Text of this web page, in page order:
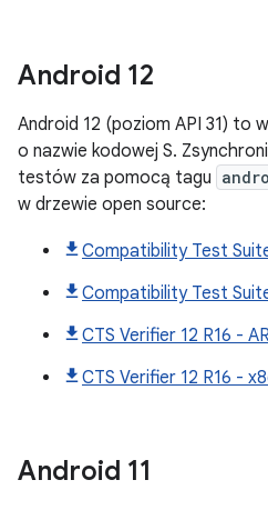
Android 12
Android 12 (poziom API 31) to
o nazwie kodowej S.
testów za pomocą tagu
w drzewie open source:
Compatibility Test
Compatibility Test
CTS Verifier 12 R16 -
CTS Verifier 12 R16 -
Android 11